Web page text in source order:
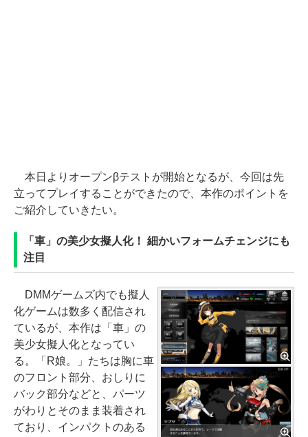
本日よりオープンβテストが開始となるが、今回は先
立ってプレイすることができたので、本作のポイントを
ご紹介していきたい。
「車」の美少女擬人化！ 細かいフォームチェンジにも
注目
DMMゲームズ内でも擬人
化ゲームは数多く配信され
ているが、本作は「車」の
美少女擬人化となってい
る。「R娘。」たちは胸に車
のフロント部分、おしりに
バック部分などと、パーツ
がわりとそのまま装着され
ており、インパクトのある